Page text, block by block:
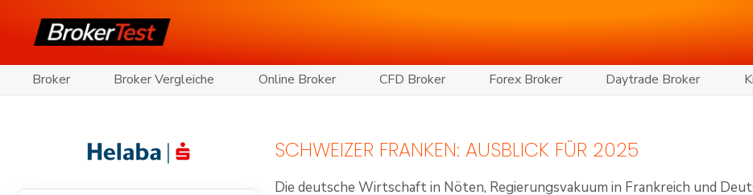
Broker Broker Vergleiche Online Broker CFD Broker Forex Broker Daytrade Broker
SCHWEIZER FRANKEN: AUSBLICK FÜR 2025
Die deutsche Wirtschaft in Nöten, Regierungsvakuum in Frankreich und